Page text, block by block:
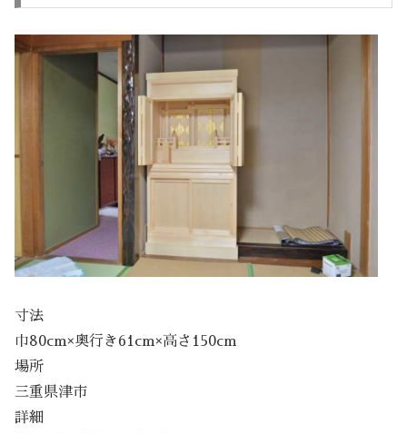
寸法
巾80cm×奥行き61cm×高さ150cm
場所
三重県津市
詳細